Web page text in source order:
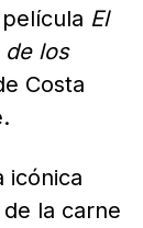
El
de los
Costa
icónica
la carne